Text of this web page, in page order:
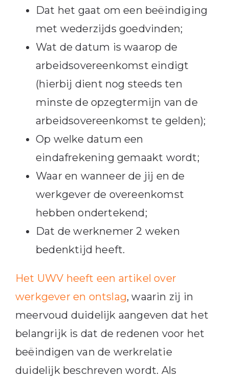
Dat het gaat om een beëindiging
met wederzijds goedvinden;
Wat de datum is waarop de
arbeidsovereenkomst eindigt
(hierbij dient nog steeds ten
minste de opzegtermijn van de
arbeidsovereenkomst te gelden);
Op welke datum een
eindafrekening gemaakt wordt;
Waar en wanneer de jij en de
werkgever de overeenkomst
hebben ondertekend;
Dat de werknemer 2 weken
bedenktijd heeft.
Het UWV heeft een artikel over
werkgever en ontslag, waarin zij in
meervoud duidelijk aangeven dat het
belangrijk is dat de redenen voor het
beëindigen van de werkrelatie
duidelijk beschreven wordt. Als